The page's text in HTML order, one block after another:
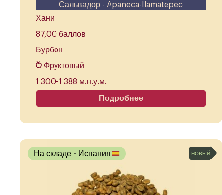
Сальвадор - Apaneca-Ilamatepec
Хани
87,00 баллов
Бурбон
Фруктовый
1 300-1 388 м.н.у.м.
Подробнее
На складе - Испания НОВЫЙ